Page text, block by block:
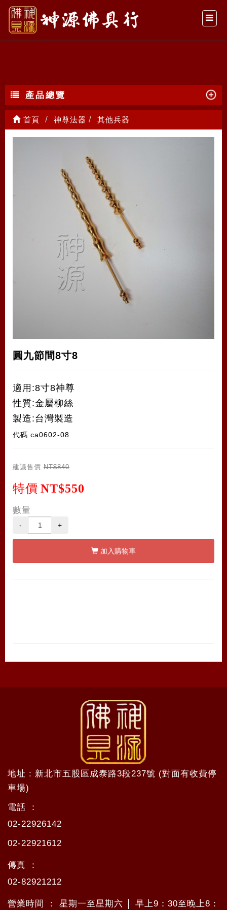
其他兵器
產品總覽
首頁 神尊法器 其他兵器
圓九節間8寸8
適用:8寸8神尊
性質:金屬柳絲
製造:台灣製造
代碼 ca0602-08
建議售價 NT$840
特價 NT$550
數量
- +
加入購物車
地址 : 新北市五股區成泰路3段237號 (對面有收費停
車場)
電話 ：
02-22926142
02-22921612
傳真 ：
02-82921212
營業時間 ： 星期一至星期六 │ 早上9：30至晚上8：